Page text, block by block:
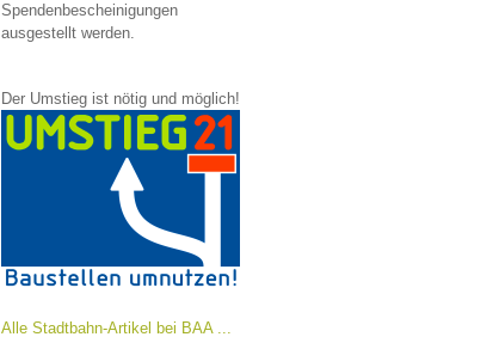
Spendenbescheinigungen
ausgestellt werden.
Der Umstieg ist nötig und möglich!
Alle Stadtbahn-Artikel bei BAA ...